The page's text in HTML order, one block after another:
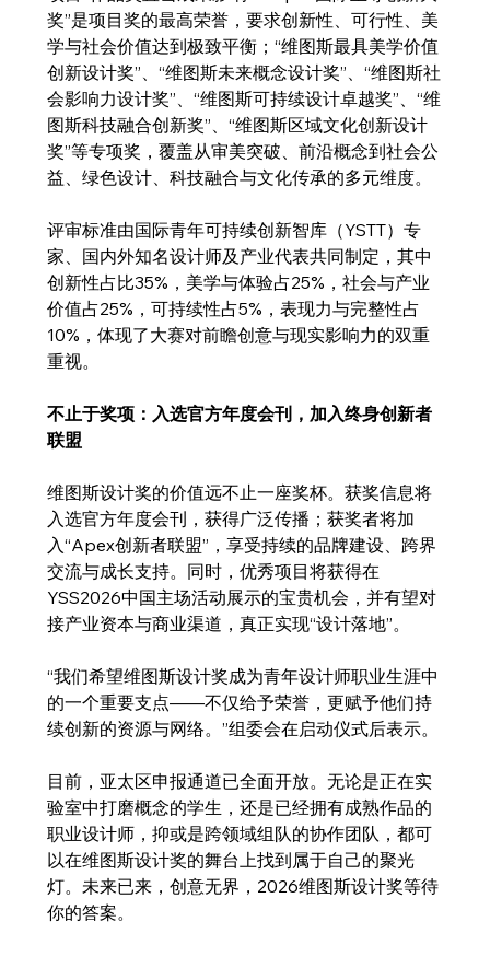
奖”是项目奖的最高荣誉，要求创新性、可行性、美
学与社会价值达到极致平衡；“维图斯最具美学价值
创新设计奖”、“维图斯未来概念设计奖”、“维图斯社
会影响力设计奖”、“维图斯可持续设计卓越奖”、“维
图斯科技融合创新奖”、“维图斯区域文化创新设计
奖”等专项奖，覆盖从审美突破、前沿概念到社会公
益、绿色设计、科技融合与文化传承的多元维度。
评审标准由国际青年可持续创新智库（YSTT）专
家、国内外知名设计师及产业代表共同制定，其中
创新性占比35%，美学与体验占25%，社会与产业
价值占25%，可持续性占5%，表现力与完整性占
10%，体现了大赛对前瞻创意与现实影响力的双重
重视。
不止于奖项：入选官方年度会刊，加入终身创新者
联盟
维图斯设计奖的价值远不止一座奖杯。获奖信息将
入选官方年度会刊，获得广泛传播；获奖者将加
入“Apex创新者联盟”，享受持续的品牌建设、跨界
交流与成长支持。同时，优秀项目将获得在
YSS2026中国主场活动展示的宝贵机会，并有望对
接产业资本与商业渠道，真正实现“设计落地”。
“我们希望维图斯设计奖成为青年设计师职业生涯中
的一个重要支点——不仅给予荣誉，更赋予他们持
续创新的资源与网络。”组委会在启动仪式后表示。
目前，亚太区申报通道已全面开放。无论是正在实
验室中打磨概念的学生，还是已经拥有成熟作品的
职业设计师，抑或是跨领域组队的协作团队，都可
以在维图斯设计奖的舞台上找到属于自己的聚光
灯。未来已来，创意无界，2026维图斯设计奖等待
你的答案。